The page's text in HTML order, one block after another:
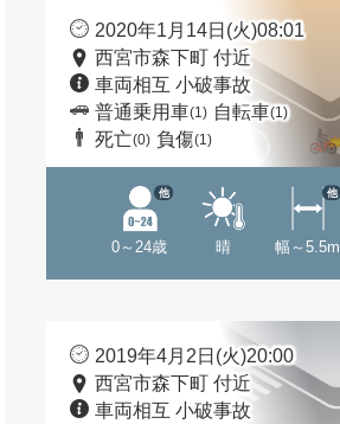
2020年1月14日(火)08:01
西宮市森下町 付近
車両相互 小破事故
普通乗用車(1) 自転車(1)
死亡(0) 負傷(1)
0～24歳
他
晴 幅～5.5m
他
2019年4月2日(火)20:00
西宮市森下町 付近
車両相互 小破事故